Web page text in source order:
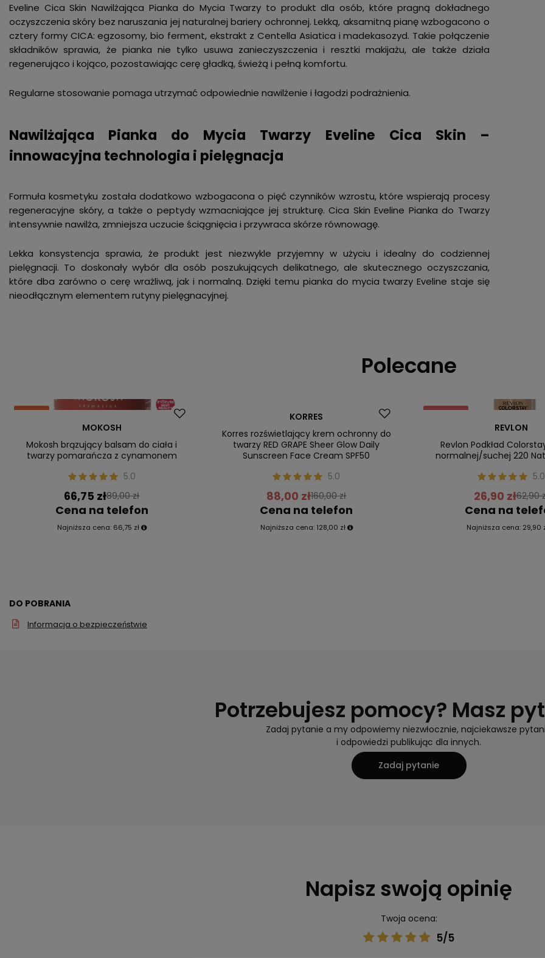
Eveline Cica Skin Nawilżająca Pianka do Mycia Twarzy to produkt dla osób, które pragną dokładnego
oczyszczenia skóry bez naruszania jej naturalnej bariery ochronnej. Lekką, aksamitną pianę wzbogacono o
cztery formy CICA: egzosomy, bio ferment, ekstrakt z Centella Asiatica i madekasozyd. Takie połączenie
składników sprawia, że pianka nie tylko usuwa zanieczyszczenia i resztki makijażu, ale także działa
regenerująco i kojąco, pozostawiając cerę gładką, świeżą i pełną komfortu.
Regularne stosowanie pomaga utrzymać odpowiednie nawilżenie i łagodzi podrażnienia.
Nawilżająca Pianka do Mycia Twarzy Eveline Cica Skin –
innowacyjna technologia i pielęgnacja
Formuła kosmetyku została dodatkowo wzbogacona o pięć czynników wzrostu, które wspierają procesy
regeneracyjne skóry, a także o peptydy wzmacniające jej strukturę. Cica Skin Eveline Pianka do Twarzy
intensywnie nawilża, zmniejsza uczucie ściągnięcia i przywraca skórze równowagę.
Lekka konsystencja sprawia, że produkt jest niezwykle przyjemny w użyciu i idealny do codziennej
pielęgnacji. To doskonały wybór dla osób poszukujących delikatnego, ale skutecznego oczyszczania,
które dba zarówno o cerę wrażliwą, jak i normalną. Dzięki temu pianka do mycia twarzy Eveline staje się
nieodłącznym elementem rutyny pielęgnacyjnej.
Polecane
Okazja
MOKOSH
Mokosh brązujący balsam do ciała i
twarzy pomarańcza z cynamonem
5.0
66,75 zł89,00 zł
Cena na telefon
Najniższa cena: 66,75 zł
KORRES
Korres rozświetlający krem ochronny do
twarzy RED GRAPE Sheer Glow Daily
Sunscreen Face Cream SPF50
5.0
88,00 zł160,00 zł
Cena na telefon
Najniższa cena: 128,00 zł
Promocja
REVLON
Revlon Podkład
normalnej/suchej 220
5.0
26,90 zł62,90
Cena na
Najniższa cena: 29,90
DO POBRANIA
Informacja o bezpieczeństwie
Potrzebujesz pomocy? Masz
Zadaj pytanie a my odpowiemy niezwłocznie, najciekawsze
i odpowiedzi publikując dla innych.
Zadaj pytanie
Napisz swoją opinię
Twoja ocena:
5/5